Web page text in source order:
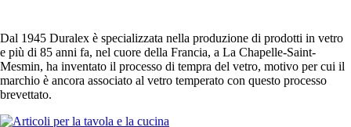
Dal 1945 Duralex è specializzata nella produzione di prodotti in vetro
e più di 85 anni fa, nel cuore della Francia, a La Chapelle-Saint-
Mesmin, ha inventato il processo di tempra del vetro, motivo per cui il
marchio è ancora associato al vetro temperato con questo processo
brevettato.